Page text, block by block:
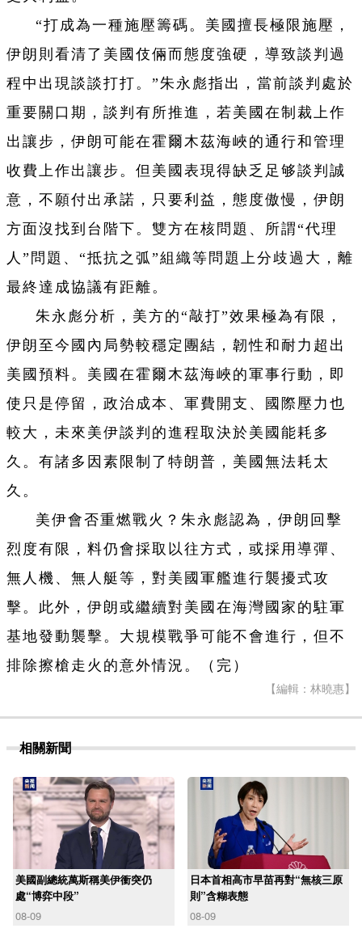
“打成為一種施壓籌碼。美國擅長極限施壓，
伊朗則看清了美國伎倆而態度強硬，導致談判過
程中出現談談打打。”朱永彪指出，當前談判處於
重要關口期，談判有所推進，若美國在制裁上作
出讓步，伊朗可能在霍爾木茲海峽的通行和管理
收費上作出讓步。但美國表現得缺乏足够談判誠
意，不願付出承諾，只要利益，態度傲慢，伊朗
方面沒找到台階下。雙方在核問題、所謂“代理
人”問題、“抵抗之弧”組織等問題上分歧過大，離
最終達成協議有距離。
朱永彪分析，美方的“敲打”效果極為有限，
伊朗至今國內局勢較穩定團結，韌性和耐力超出
美國預料。美國在霍爾木茲海峽的軍事行動，即
使只是停留，政治成本、軍費開支、國際壓力也
較大，未來美伊談判的進程取決於美國能耗多
久。有諸多因素限制了特朗普，美國無法耗太
久。
美伊會否重燃戰火？朱永彪認為，伊朗回擊
烈度有限，料仍會採取以往方式，或採用導彈、
無人機、無人艇等，對美國軍艦進行襲擾式攻
擊。此外，伊朗或繼續對美國在海灣國家的駐軍
基地發動襲擊。大規模戰爭可能不會進行，但不
排除擦槍走火的意外情況。（完）
【編輯：林曉惠】
相關新聞
美國副總統萬斯稱美伊衝突仍
處“博弈中段”
08-09
日本首相高市早苗再對“無核三原
則”含糊表態
08-09